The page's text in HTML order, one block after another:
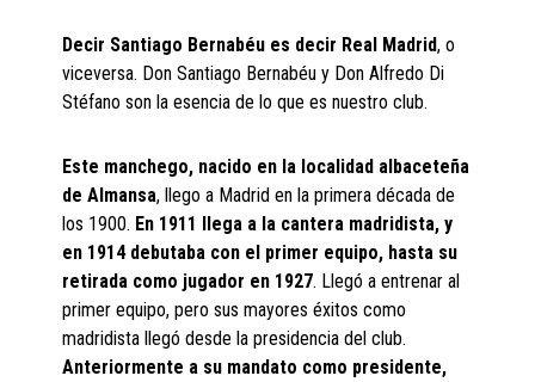
Decir Santiago Bernabéu es decir Real Madrid, o
viceversa. Don Santiago Bernabéu y Don Alfredo Di
Stéfano son la esencia de lo que es nuestro club.
Este manchego, nacido en la localidad albaceteña
de Almansa, llego a Madrid en la primera década de
los 1900. En 1911 llega a la cantera madridista, y
en 1914 debutaba con el primer equipo, hasta su
retirada como jugador en 1927. Llegó a entrenar al
primer equipo, pero sus mayores éxitos como
madridista llegó desde la presidencia del club.
Anteriormente a su mandato como presidente,